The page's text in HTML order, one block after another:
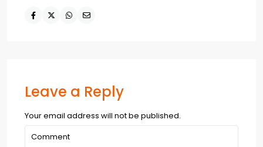
Leave a Reply
Your email address will not be published.